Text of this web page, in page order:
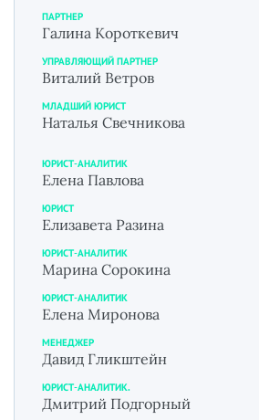
ПАРТНЕР
Галина Короткевич
УПРАВЛЯЮЩИЙ ПАРТНЕР
Виталий Ветров
МЛАДШИЙ ЮРИСТ
Наталья Свечникова
ЮРИСТ-АНАЛИТИК
Елена Павлова
ЮРИСТ
Елизавета Разина
ЮРИСТ-АНАЛИТИК
Марина Сорокина
ЮРИСТ-АНАЛИТИК
Елена Миронова
МЕНЕДЖЕР
Давид Гликштейн
ЮРИСТ-АНАЛИТИК.
Дмитрий Подгорный